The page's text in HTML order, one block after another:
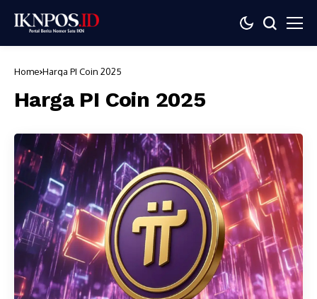
Home Harga PI Coin 2025
Harga PI Coin 2025